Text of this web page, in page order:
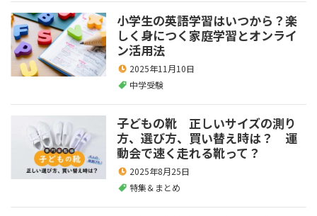
小学生の英語学習はいつから？楽
しく身につく家庭学習とオンライ
ン活用法
2025年11月10日
中学受験
子どもの靴 正しいサイズの測り
方、選び方、買い替え時は？ 運
動会で速く走れる靴って？
2025年8月25日
特集＆まとめ